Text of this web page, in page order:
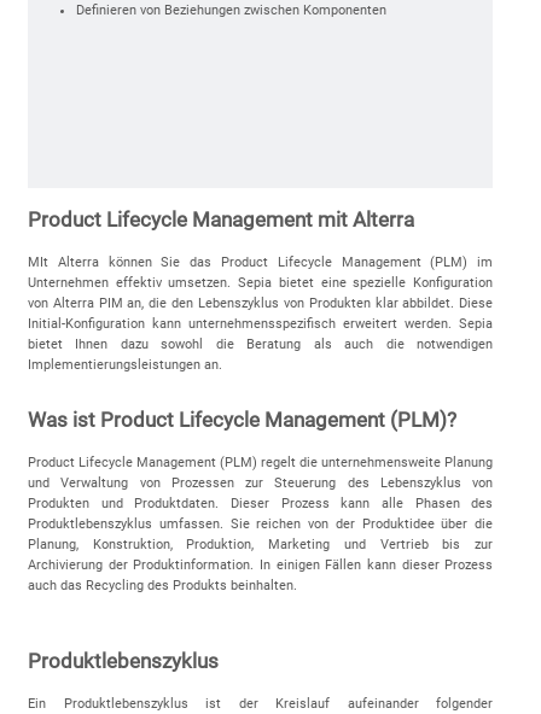
Definieren von Beziehungen zwischen Komponenten
Product Lifecycle Management mit Alterra
MIt Alterra können Sie das Product Lifecycle Management (PLM) im
Unternehmen effektiv umsetzen. Sepia bietet eine spezielle Konfiguration
von Alterra PIM an, die den Lebenszyklus von Produkten klar abbildet. Diese
Initial-Konfiguration kann unternehmensspezifisch erweitert werden. Sepia
bietet Ihnen dazu sowohl die Beratung als auch die notwendigen
Implementierungsleistungen an.
Was ist Product Lifecycle Management (PLM)?
Product Lifecycle Management (PLM) regelt die unternehmensweite Planung
und Verwaltung von Prozessen zur Steuerung des Lebenszyklus von
Produkten und Produktdaten. Dieser Prozess kann alle Phasen des
Produktlebenszyklus umfassen. Sie reichen von der Produktidee über die
Planung, Konstruktion, Produktion, Marketing und Vertrieb bis zur
Archivierung der Produktinformation. In einigen Fällen kann dieser Prozess
auch das Recycling des Produkts beinhalten.
Produktlebenszyklus
Ein Produktlebenszyklus ist der Kreislauf aufeinander folgender